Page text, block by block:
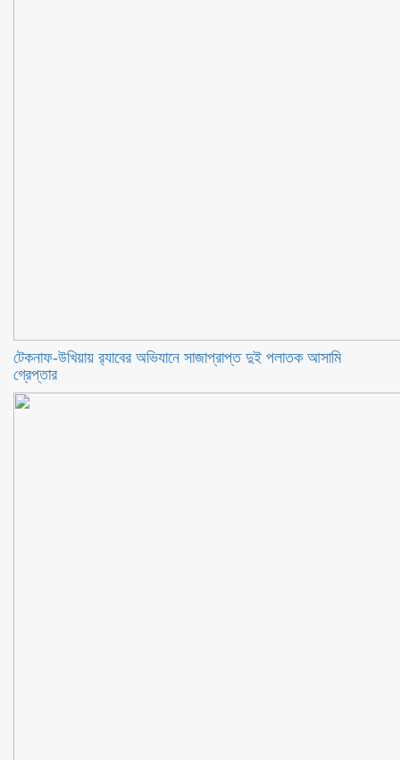
টেকনাফ-উখিয়ায় র‌্যাবের অভিযানে সাজাপ্রাপ্ত দুই পলাতক আসামি
গ্রেপ্তার